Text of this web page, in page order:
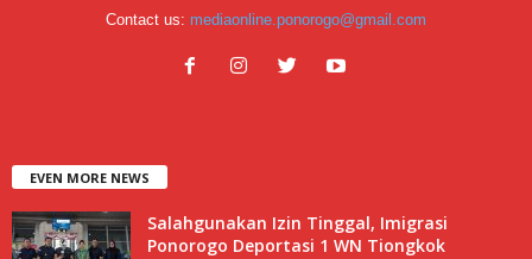
Contact us: mediaonline.ponorogo@gmail.com
EVEN MORE NEWS
Salahgunakan Izin Tinggal, Imigrasi
Ponorogo Deportasi 1 WN Tiongkok